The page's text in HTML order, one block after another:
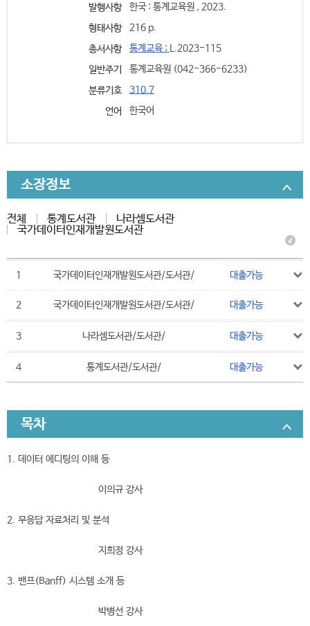
발행사항
한국 : 통계교육원 , 2023.
형태사항
216 p.
총서사항
통계교육 ;
L.2023-115
일반주기
통계교육원 (042-366-6233)
분류기호
310.7
언어
한국어
소장정보
전체 통계도서관
나라셈도서관
국가데이터인재개발원도서관
1 국가데이터인재개발원도서관/도서관/ 대출가능
2 국가데이터인재개발원도서관/도서관/ 대출가능
3 나라셈도서관/도서관/ 대출가능
4 통계도서관/도서관/ 대출가능
목차
1. 데이터 에디팅의 이해 등
이의규 강사
2. 무응답 자료처리 및 분석
지희정 강사
3. 밴프(Banff) 시스템 소개 등
박병선 강사